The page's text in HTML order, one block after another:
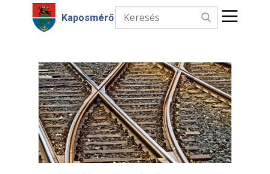
Kaposmérő
Hírek
Intézmények
Információk